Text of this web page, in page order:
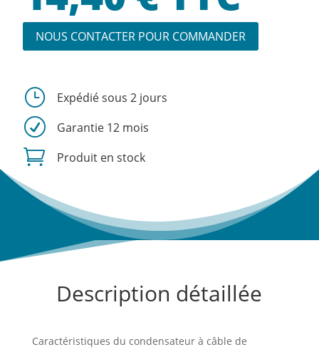
NOUS CONTACTER POUR COMMANDER
} Expédié sous 2 jours
R Garantie 12 mois
 Produit en stock
Description détaillée
Caractéristiques du condensateur à câble de